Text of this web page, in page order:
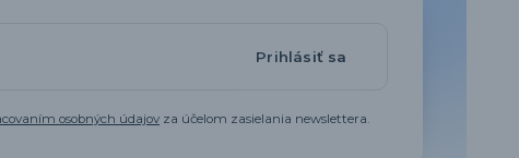
Prihlásiť sa
osobných údajov za účelom zasielania newslettera.